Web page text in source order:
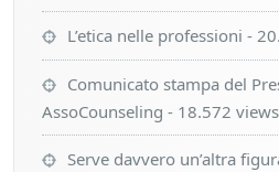
L’etica nelle professioni -
Comunicato stampa del
AssoCounseling - 18.572 views
Serve davvero un’altra